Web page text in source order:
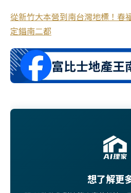
從新竹大本營到南台灣地標！春
定錨南二都
想了解更